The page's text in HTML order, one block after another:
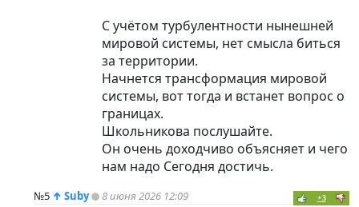
С учётом турбулентности нынешней
мировой системы, нет смысла биться
за территории.
Начнется трансформация мировой
системы, вот тогда и встанет вопрос о
границах.
Школьникова послушайте.
Он очень доходчиво объясняет и чего
нам надо Сегодня достичь.
№5 ↑ Suby 8 июня 2026 12:09 +3